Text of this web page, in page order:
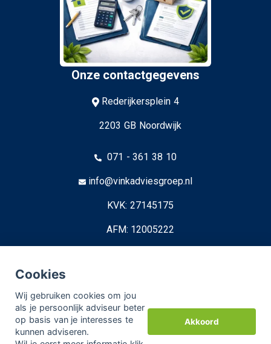
Cookies
Wij gebruiken cookies om jou
als je persoonlijk adviseur beter
op basis van je interesses te
kunnen adviseren.
Akkoord
Onze contactgegevens
Rederijkersplein 4
2203 GB Noordwijk
071 - 361 38 10
info@vinkadviesgroep.nl
KVK: 27145175
AFM: 12005222
Disclaimer